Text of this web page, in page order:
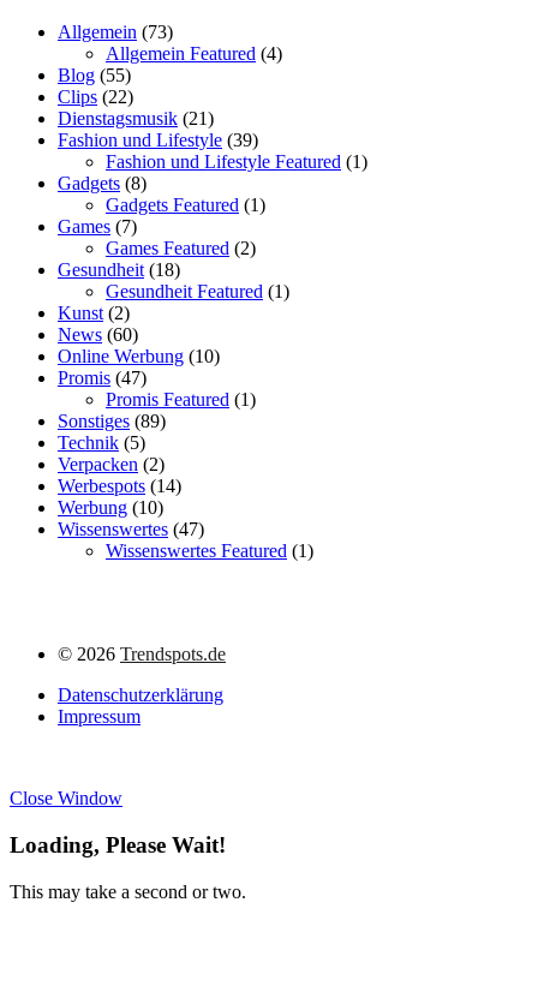
Allgemein (73)
Allgemein Featured (4)
Blog (55)
Clips (22)
Dienstagsmusik (21)
Fashion und Lifestyle (39)
Fashion und Lifestyle Featured (1)
Gadgets (8)
Gadgets Featured (1)
Games (7)
Games Featured (2)
Gesundheit(18)
Gesundheit Featured (1)
Kunst(2)
News (60)
Online Werbung (10)
Promis (47)
Promis Featured (1)
Sonstiges (89)
Technik (5)
Verpacken (2)
Werbespots (14)
Werbung (10)
Wissenswertes (47)
Wissenswertes Featured (1)
© 2026 Trendspots.de
Datenschutzerklärung
Impressum
Close Window
Loading, Please Wait!
This may take a second or two.